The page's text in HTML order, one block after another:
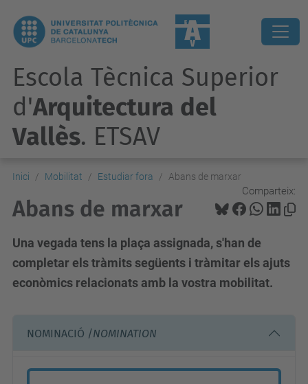
Escola Tècnica Superior
d'Arquitectura del
Vallès. ETSAV
Inici Mobilitat Estudiar fora Abans de marxar
Comparteix:
Abans de marxar
Una vegada tens la plaça assignada, s'han de
completar els tràmits següents i tràmitar els ajuts
econòmics relacionats amb la vostra mobilitat.
NOMINACIÓ /NOMINATION